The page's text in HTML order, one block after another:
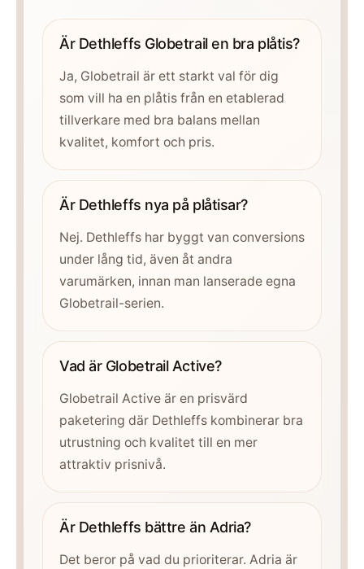
Är Dethleffs Globetrail en bra plåtis?
Ja, Globetrail är ett starkt val för dig
som vill ha en plåtis från en etablerad
tillverkare med bra balans mellan
kvalitet, komfort och pris.
Är Dethleffs nya på plåtisar?
Nej. Dethleffs har byggt van conversions
under lång tid, även åt andra
varumärken, innan man lanserade egna
Globetrail-serien.
Vad är Globetrail Active?
Globetrail Active är en prisvärd
paketering där Dethleffs kombinerar bra
utrustning och kvalitet till en mer
attraktiv prisnivå.
Är Dethleffs bättre än Adria?
Det beror på vad du prioriterar. Adria är